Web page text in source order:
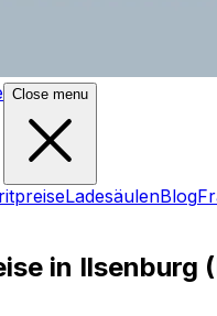
Close menu
LadesäulenBlog
in Ilsenburg